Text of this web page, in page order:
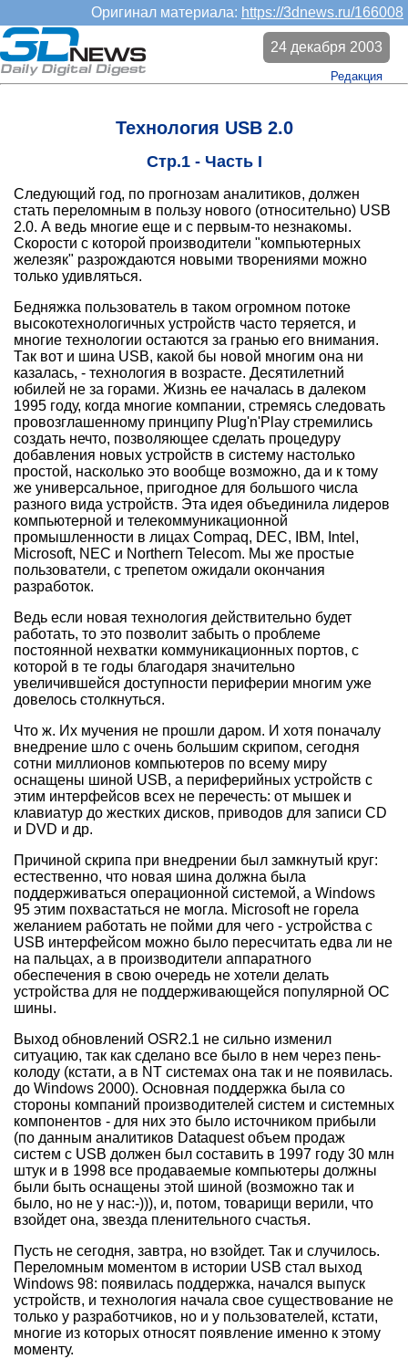
Оригинал материала: https://3dnews.ru/166008
Технология USB 2.0
24 декабря 2003
Редакция
Стр.1 - Часть I
Следующий год, по прогнозам аналитиков, должен
стать переломным в пользу нового (относительно) USB
2.0. А ведь многие еще и с первым-то незнакомы.
Скорости с которой производители "компьютерных
железяк" разрождаются новыми творениями можно
только удивляться.
Бедняжка пользователь в таком огромном потоке
высокотехнологичных устройств часто теряется, и
многие технологии остаются за гранью его внимания.
Так вот и шина USB, какой бы новой многим она ни
казалась, - технология в возрасте. Десятилетний
юбилей не за горами. Жизнь ее началась в далеком
1995 году, когда многие компании, стремясь следовать
провозглашенному принципу Plug'n'Play стремились
создать нечто, позволяющее сделать процедуру
добавления новых устройств в систему настолько
простой, насколько это вообще возможно, да и к тому
же универсальное, пригодное для большого числа
разного вида устройств. Эта идея объединила лидеров
компьютерной и телекоммуникационной
промышленности в лицах Compaq, DEC, IBM, Intel,
Microsoft, NEC и Northern Telecom. Мы же простые
пользователи, с трепетом ожидали окончания
разработок.
Ведь если новая технология действительно будет
работать, то это позволит забыть о проблеме
постоянной нехватки коммуникационных портов, с
которой в те годы благодаря значительно
увеличившейся доступности периферии многим уже
довелось столкнуться.
Что ж. Их мучения не прошли даром. И хотя поначалу
внедрение шло с очень большим скрипом, сегодня
сотни миллионов компьютеров по всему миру
оснащены шиной USB, а периферийных устройств с
этим интерфейсов всех не перечесть: от мышек и
клавиатур до жестких дисков, приводов для записи CD
и DVD и др.
Причиной скрипа при внедрении был замкнутый круг:
естественно, что новая шина должна была
поддерживаться операционной системой, а Windows
95 этим похвастаться не могла. Microsoft не горела
желанием работать не пойми для чего - устройства с
USB интерфейсом можно было пересчитать едва ли не
на пальцах, а в производители аппаратного
обеспечения в свою очередь не хотели делать
устройства для не поддерживающейся популярной ОС
шины.
Выход обновлений OSR2.1 не сильно изменил
ситуацию, так как сделано все было в нем через пень-
колоду (кстати, а в NT системах она так и не появилась.
до Windows 2000). Основная поддержка была со
стороны компаний производителей систем и системных
компонентов - для них это было источником прибыли
(по данным аналитиков Dataquest объем продаж
систем с USB должен был составить в 1997 году 30 млн
штук и в 1998 все продаваемые компьютеры должны
были быть оснащены этой шиной (возможно так и
было, но не у нас:-))), и, потом, товарищи верили, что
взойдет она, звезда пленительного счастья.
Пусть не сегодня, завтра, но взойдет. Так и случилось.
Переломным моментом в истории USB стал выход
Windows 98: появилась поддержка, начался выпуск
устройств, и технология начала свое существование не
только у разработчиков, но и у пользователей, кстати,
многие из которых относят появление именно к этому
моменту.